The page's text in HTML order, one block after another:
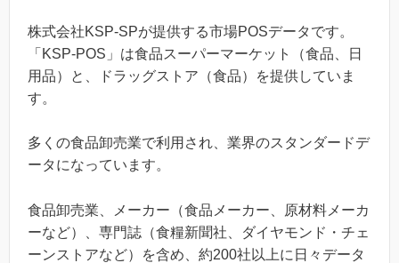
株式会社KSP-SPが提供する市場POSデータです。
「KSP-POS」は食品スーパーマーケット（食品、日
用品）と、ドラッグストア（食品）を提供していま
す。
多くの食品卸売業で利用され、業界のスタンダードデ
ータになっています。
食品卸売業、メーカー（食品メーカー、原材料メーカ
ーなど）、専門誌（食糧新聞社、ダイヤモンド・チェ
ーンストアなど）を含め、約200社以上に日々データ